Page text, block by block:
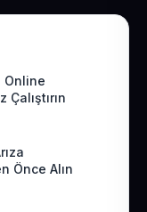
Online
Çalıştırın
Önce Alın